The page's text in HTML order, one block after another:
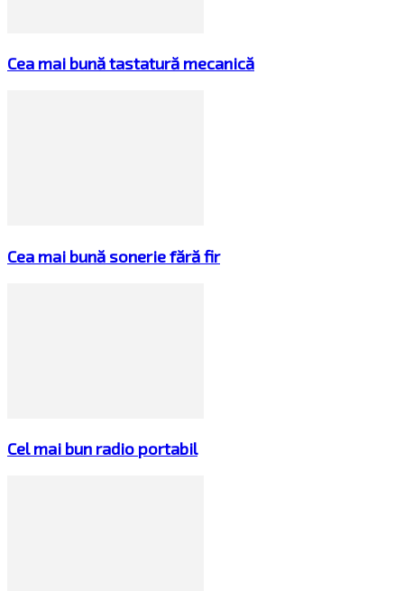
Cea mai bună tastatură mecanică
Cea mai bună sonerie fără fir
Cel mai bun radio portabil